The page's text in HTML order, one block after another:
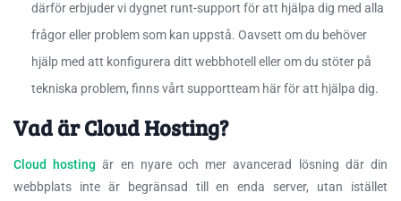
därför erbjuder vi dygnet runt-support för att hjälpa dig med alla
frågor eller problem som kan uppstå. Oavsett om du behöver
hjälp med att konfigurera ditt webbhotell eller om du stöter på
tekniska problem, finns vårt supportteam här för att hjälpa dig.
Vad är Cloud Hosting?
Cloud hosting är en nyare och mer avancerad lösning där din
webbplats inte är begränsad till en enda server, utan istället